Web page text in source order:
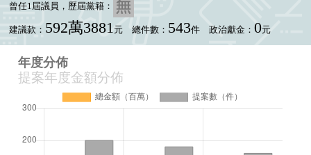
曾任1屆議員，歷屆黨籍：
建議款： 592萬3881元 總件數： 543件 政治獻金： 0元
年度分佈
提案年度金額分佈